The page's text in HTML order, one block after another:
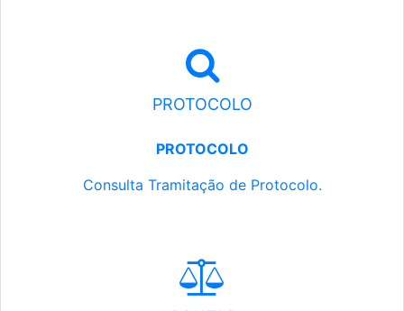
PROTOCOLO
PROTOCOLO
Consulta Tramitação de Protocolo.